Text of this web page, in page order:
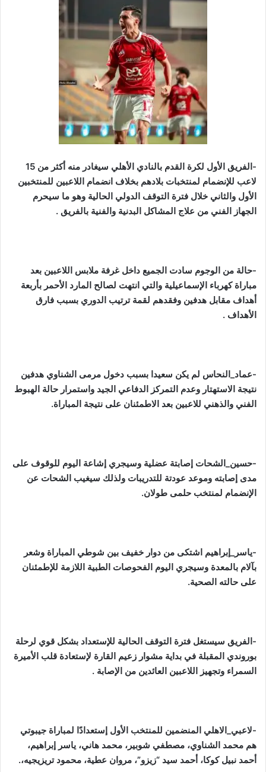
-الفريق الأول لكرة القدم بالنادي الأهلي سيغادر منه أكثر من 15
لاعب للإنضمام لمنتخبات بلادهم بخلاف انضمام اللاعبين للمنتخبين
الأول والثاني خلال فترة التوقف الدولي الحالية وهو ما سيحرم
الجهاز الفني من علاج المشاكل البدنية والفنية بالفريق .
-حالة من الوجوم سادت الجميع داخل غرفة ملابس اللاعبين بعد
مباراة كهرباء الإسماعيلية والتي انتهت لصالح المارد الأحمر بأربعة
أهداف مقابل هدفين وفقدهم لقمة ترتيب الدوري بسبب فارق
الأهداف .
-عماد_النحاس لم يكن سعيدا بسبب دخول مرمى الشناوي هدفين
نتيجة الاستهتار وعدم التمركز الدفاعي الجيد واستمرار حالة الهبوط
الفني والذهني للاعبين بعد الاطمئنان على نتيجة المباراة.
-حسين_الشحات إصابتة عضلية وسيجري إشاعة اليوم للوقوف على
مدى إصابته وموعد عودتة للتدريبات ولذلك سيغيب الشحات عن
الإنضمام لمنتخب حلمى طولان.
-ياسر_إبراهيم اشتكى من دوار خفيف بين شوطي المباراة وشعر
بآلام بالمعدة وسيجري اليوم الفحوصات الطبية اللازمة للإطمئنان
على حالته الصحية.
-الفريق سيستغل فترة التوقف الحالية للإستعداد بشكل قوي لرحلة
بوروندي المقبلة في بداية مشوار زعيم القارة لإستعادة قلب الأميرة
السمراء وتجهيز اللاعبين العائدين من الإصابة .
-لاعبي_الاهلي المنضمين للمنتخب الأول إستعدادًا لمباراة جيبوتي
هم محمد الشناوي، مصطفي شوبير، محمد هاني، ياسر إبراهيم،
أحمد نبيل كوكا، أحمد سيد “زيزو”، مروان عطية، محمود تريزيجيه،.